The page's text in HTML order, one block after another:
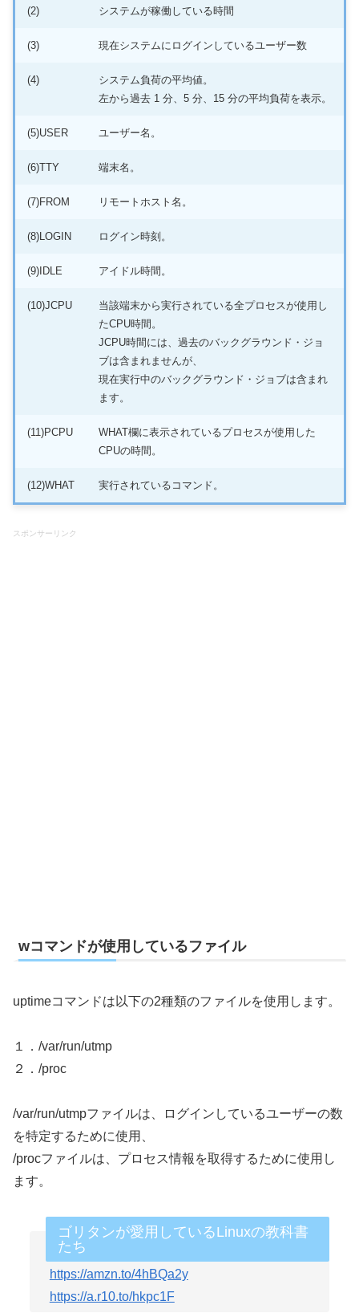
(2) システムが稼働している時間
(3) 現在システムにログインしているユーザー数
(4)
システム負荷の平均値。
左から過去 1 分、5 分、15 分の平均負荷を表示。
(5)USER ユーザー名。
(6)TTY 端末名。
(7)FROM リモートホスト名。
(8)LOGIN ログイン時刻。
(9)IDLE アイドル時間。
(10)JCPU
当該端末から実行されている全プロセスが使用し
たCPU時間。
JCPU時間には、過去のバックグラウンド・ジョ
ブは含まれませんが、
現在実行中のバックグラウンド・ジョブは含まれ
ます。
(11)PCPU
WHAT欄に表示されているプロセスが使用した
CPUの時間。
(12)WHAT 実行されているコマンド。
スポンサーリンク
wコマンドが使用しているファイル
uptimeコマンドは以下の2種類のファイルを使用します。
１．/var/run/utmp
２．/proc
/var/run/utmpファイルは、ログインしているユーザーの数
を特定するために使用、
/procファイルは、プロセス情報を取得するために使用し
ます。
ゴリタンが愛用しているLinuxの教科書
たち
https://amzn.to/4hBQa2y
https://a.r10.to/hkpc1F